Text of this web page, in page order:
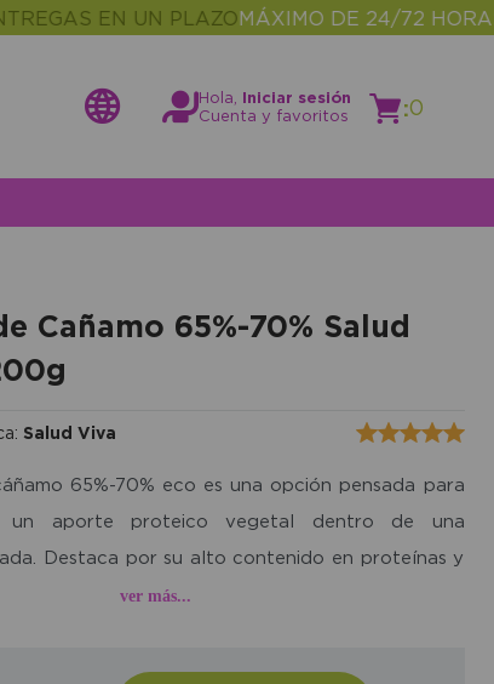
EN UN PLAZOMÁXIMO DE 24/72 HORAS•
Hola,
Iniciar sesión
Cuenta y favoritos
:0
Cañamo 65%-70% Salud
Salud Viva
65%-70% eco es una opción pensada para
un aporte proteico vegetal dentro de una
Destaca por su alto contenido en proteínas y
resulta adecuada para complementar batidos,
ver más...